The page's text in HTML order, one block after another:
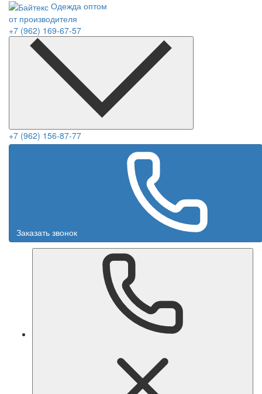
Одежда оптом
от производителя
+7 (962) 169-67-57
+7 (962) 156-87-77
Заказать звонок